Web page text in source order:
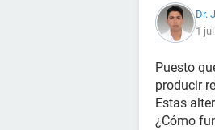
Dr.
1
Puesto
producir
Estas
¿Cómo